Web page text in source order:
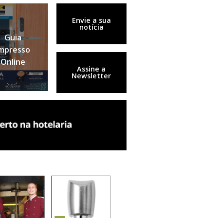
Guia
Online
Envie a sua
notícia
Assine a
Newsletter